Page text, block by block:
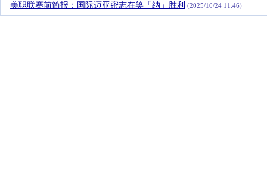
美职联赛前简报：国际迈亚密志在笑「纳」胜利 (2025/10/24 11:46)